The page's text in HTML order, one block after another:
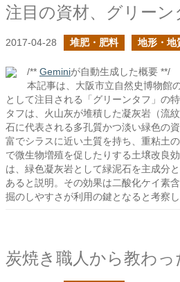
2017-04-28 堆肥・肥料 地形・地
/** Geminiが自動生成した概要 **/
本記事は、大阪市立自然史博物館
として注目される「グリーンタフ」の
タフは、火山灰が堆積した凝灰岩（流
石に代表される多孔質かつ淡い緑色の
富でシラスに近い土質を持ち、重粘土
で微生物増殖を促したりする土壌改良
は、緑色凝灰岩として緑泥石を主成分
あると説明。その効果は二酸化ケイ素
掘のしやすさが利用の鍵となると考察し